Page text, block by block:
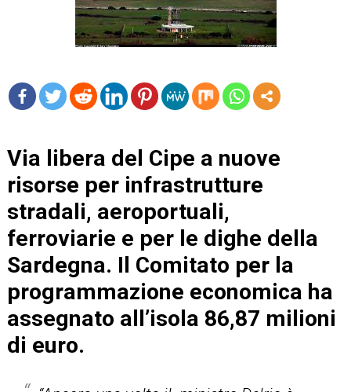
Via libera del Cipe a nuove
risorse per infrastrutture
stradali, aeroportuali,
ferroviarie e per le dighe della
Sardegna. Il Comitato per la
programmazione economica ha
assegnato all’isola 86,87 milioni
di euro.